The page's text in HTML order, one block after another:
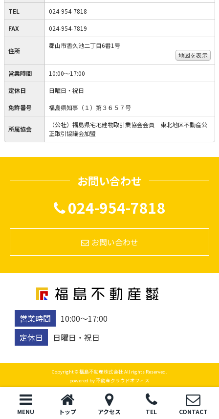
TEL 024-954-7818
FAX 024-954-7819
住所
郡山市香久池二丁目6番1号
地図を表示
営業時間 10:00〜17:00
定休日 日曜日・祝日
免許番号 福島県知事（１）第３６５７号
所属協会
（公社）福島県宅地建物取引業協会会員 東北地区不動産公
正取引協議会加盟
閉じる 電話 お問い合わせ
お問い合わせ
024-954-7818
お問い合わせ
営業時間
10:00〜17:00
定休日
日曜日・祝日
MENU トップ アクセス TEL CONTACT
Copyright © 福島不動産株式会社 All rights Reserved.
powered by 不動産クラウドオフィス